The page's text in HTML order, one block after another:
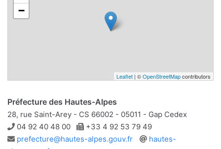
−
Leaflet | ©OpenStreetMapcontributors
Préfecture des Hautes-Alpes
28, rue Saint-Arey - CS 66002 - 05011 - Gap Cedex
Téléphone
04 92 40 48 00 Télécopie
+33 4 92 53 79 49
Adresse
prefecture@hautes-alpes.gouv.fr
Site
hautes-